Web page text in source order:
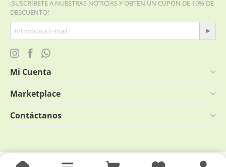
¡SUSCRÍBETE A NUESTRAS NOTICIAS Y OBTEN UN CUPÓN DE 10% DE
DESCUENTO!
Mi Cuenta
Marketplace
Contáctanos